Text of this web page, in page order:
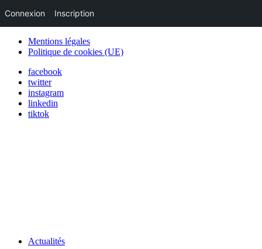
Mentions légales
Politique de cookies (UE)
facebook
twitter
instagram
linkedin
tiktok
Actualités
Connexion Inscription